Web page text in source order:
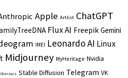
Apple Artlist ChatGPT
Flux AI Freepik Gemini
IMEI Leonardo AI Linux
Midjourney MyHeritage Nvidia
SberJazz Stable Diffusion Telegram VK